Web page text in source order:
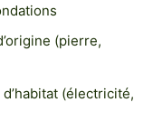
(pierre,
(électricité,